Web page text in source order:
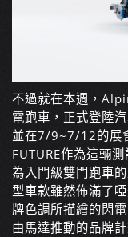
不過就在本週，
電跑車，正式登陸
並在7/9~7/12的展
FUTURE作為這輛
為入門級雙門跑車
型車款雖然佈滿了
牌色調所描繪的閃
由馬達推動的品牌計